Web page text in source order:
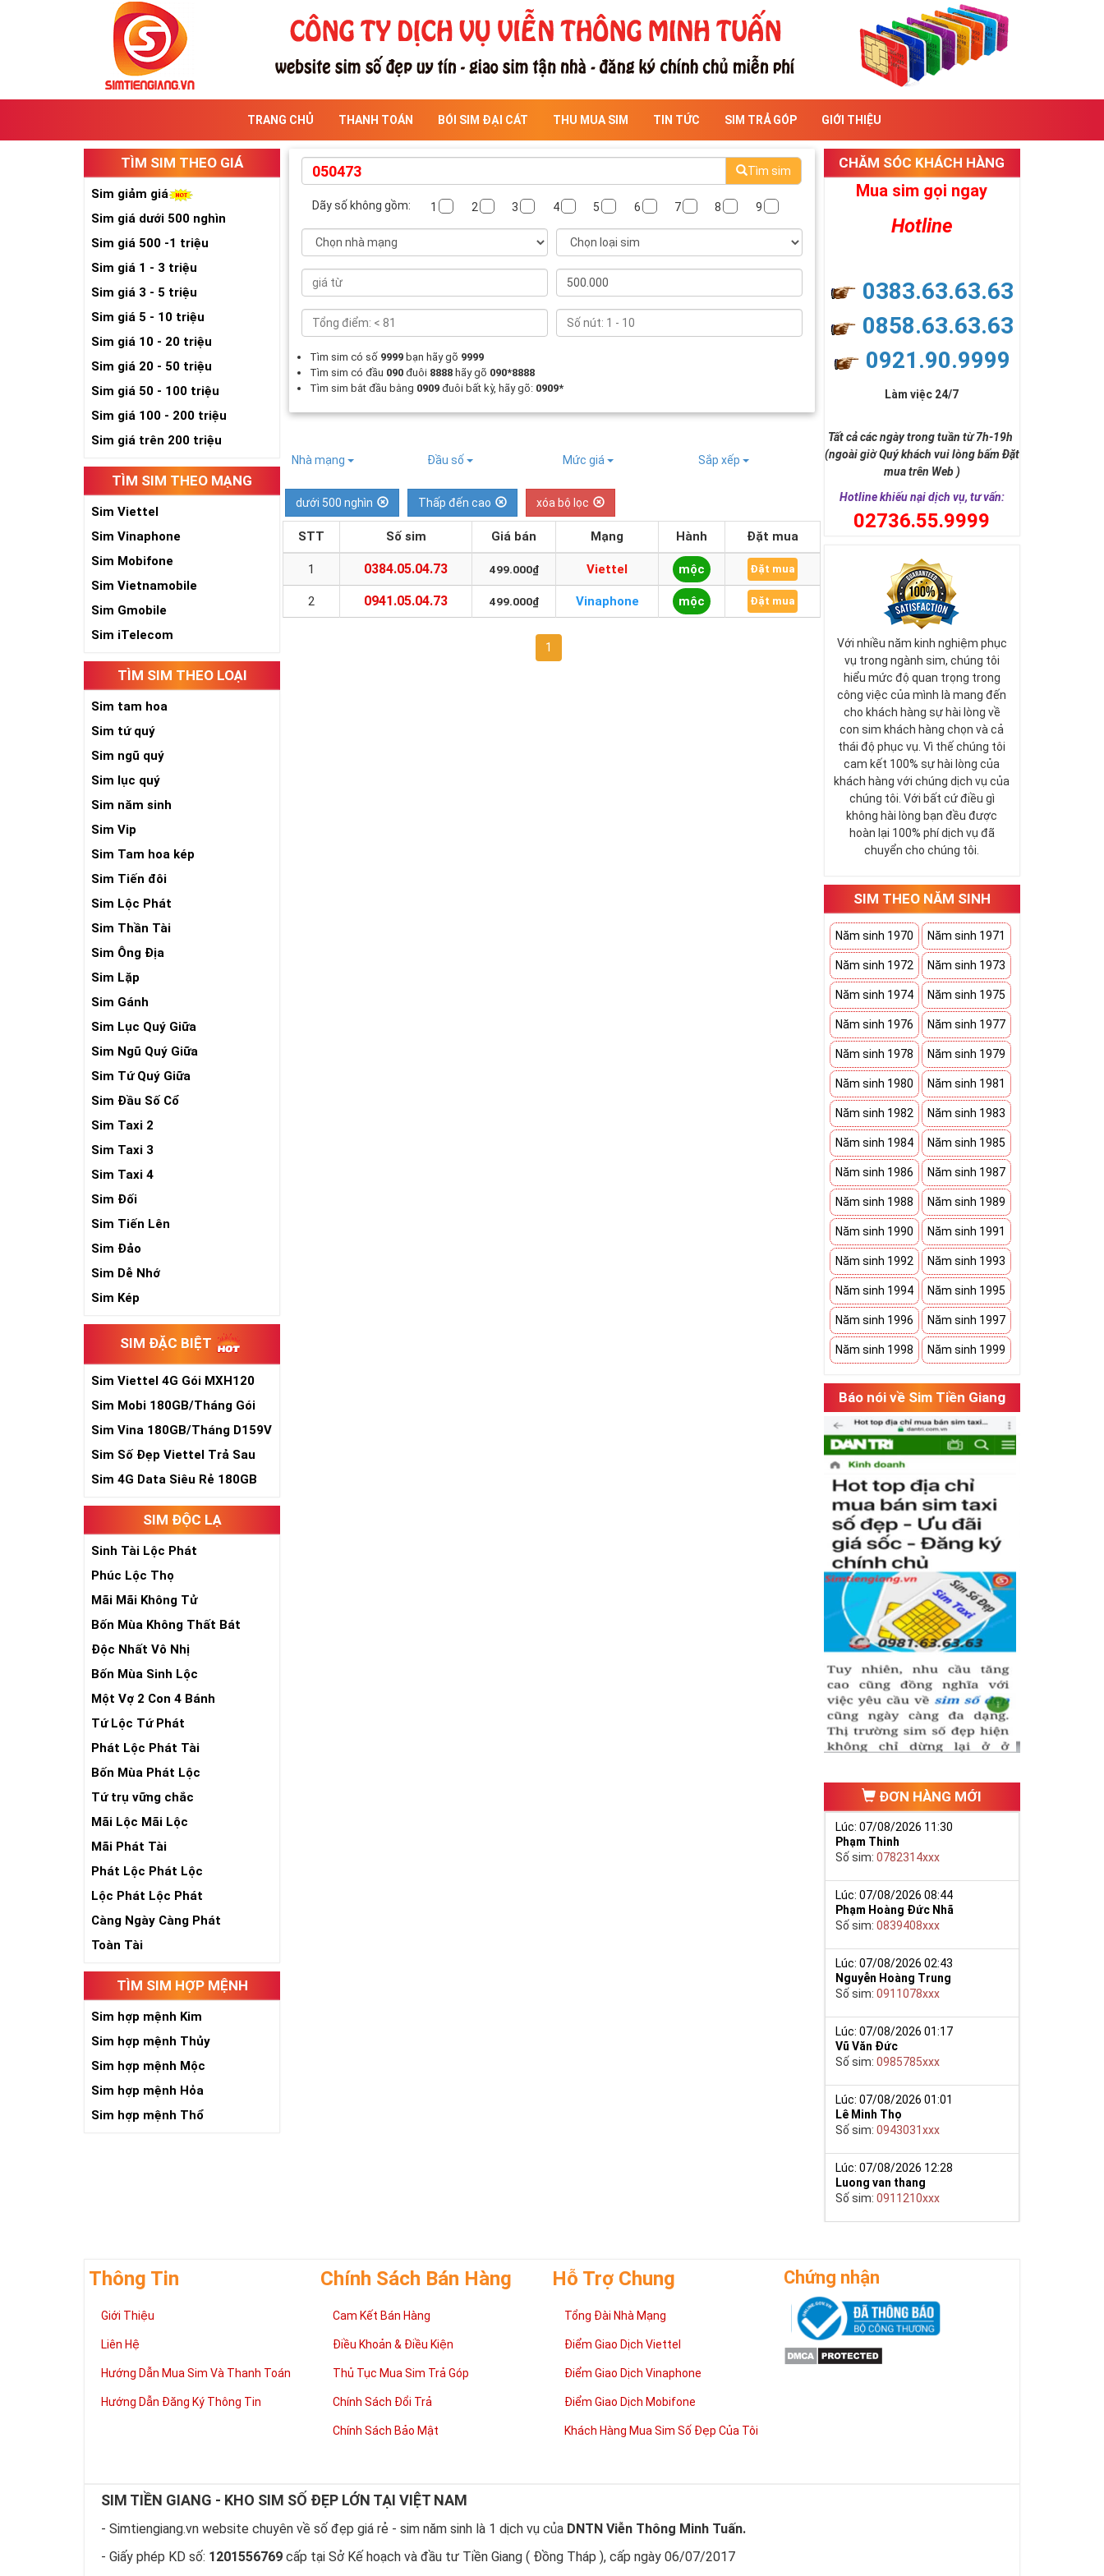
TRANG CHỦ THANH TOÁN BÓI SIM ĐẠI CÁT THU MUA SIM TIN TỨC SIM TRẢ GÓP GIỚI THIỆU
TÌM SIM THEO GIÁ
Sim giảm giá
Sim giá dưới 500 nghìn
Sim giá 500 -1 triệu
Sim giá 1 - 3 triệu
Sim giá 3 - 5 triệu
Sim giá 5 - 10 triệu
Sim giá 10 - 20 triệu
Sim giá 20 - 50 triệu
Sim giá 50 - 100 triệu
Sim giá 100 - 200 triệu
Sim giá trên 200 triệu
TÌM SIM THEO MẠNG
Sim Viettel
Sim Vinaphone
Sim Mobifone
Sim Vietnamobile
Sim Gmobile
Sim iTelecom
TÌM SIM THEO LOẠI
Sim tam hoa
Sim tứ quý
Sim ngũ quý
Sim lục quý
Sim năm sinh
Sim Vip
Sim Tam hoa kép
Sim Tiến đôi
Sim Lộc Phát
Sim Thần Tài
Sim Ông Địa
Sim Lặp
Sim Gánh
Sim Lục Quý Giữa
Sim Ngũ Quý Giữa
Sim Tứ Quý Giữa
Sim Đầu Số Cổ
Sim Taxi 2
Sim Taxi 3
Sim Taxi 4
Sim Đối
Sim Tiến Lên
Sim Đảo
Sim Dễ Nhớ
Sim Kép
SIM ĐẶC BIỆT
Sim Viettel 4G Gói MXH120
Siêu Rẻ
Sim Mobi 180GB/Tháng Gói
TK159
Sim Vina 180GB/Tháng D159V
Sim Số Đẹp Viettel Trả Sau
Sim 4G Data Siêu Rẻ 180GB
SIM ĐỘC LẠ
Sinh Tài Lộc Phát
Phúc Lộc Thọ
Mãi Mãi Không Tử
Bốn Mùa Không Thất Bát
Độc Nhất Vô Nhị
Bốn Mùa Sinh Lộc
Một Vợ 2 Con 4 Bánh
Tứ Lộc Tứ Phát
Phát Lộc Phát Tài
Bốn Mùa Phát Lộc
Tứ trụ vững chắc
Mãi Lộc Mãi Lộc
Mãi Phát Tài
Phát Lộc Phát Lộc
Lộc Phát Lộc Phát
Càng Ngày Càng Phát
Toàn Tài
TÌM SIM HỢP MỆNH
Sim hợp mệnh Kim
Sim hợp mệnh Thủy
Sim hợp mệnh Mộc
Sim hợp mệnh Hỏa
Sim hợp mệnh Thổ
Tìm sim
Dãy số không gồm: 1 2 3 4 5 6 7 8 9
Tìm sim có số 9999 bạn hãy gõ 9999
Tìm sim có đầu 090đuôi 8888 hãy gõ 090*8888
Tìm sim bắt đầu bằng 0909 đuôi bất kỳ, hãy gõ: 0909*
Nhà mạng Đầu số Mức giá Sắp xếp
dưới 500 nghìn Thấp đến cao xóa bộ lọc
STT Số sim Giá bán Mạng Hành Đặt mua
1 0384.05.04.73 499.000₫ Viettel mộc Đặt mua
2 0941.05.04.73 499.000₫ Vinaphone mộc Đặt mua
1
CHĂM SÓC KHÁCH HÀNG
Mua sim gọi ngay
Hotline
0383.63.63.63
0858.63.63.63
0921.90.9999
Làm việc 24/7
Tất cả các ngày trong tuần từ 7h-19h
(ngoài giờ Quý khách vui lòng bấm Đặt
mua trên Web )
Hotline khiếu nại dịch vụ, tư vấn:
02736.55.9999
Với nhiều năm kinh nghiệm phục
vụ trong ngành sim, chúng tôi
hiểu mức độ quan trọng trong
công việc của mình là mang đến
cho khách hàng sự hài lòng về
con sim khách hàng chọn và cả
thái độ phục vụ. Vì thế chúng tôi
cam kết 100% sự hài lòng của
khách hàng với chúng dịch vụ của
chúng tôi. Với bất cứ điều gì
không hài lòng bạn đều được
hoàn lại 100% phí dịch vụ đã
chuyển cho chúng tôi.
SIM THEO NĂM SINH
Năm sinh 1970 Năm sinh 1971
Năm sinh 1972 Năm sinh 1973
Năm sinh 1974 Năm sinh 1975
Năm sinh 1976 Năm sinh 1977
Năm sinh 1978 Năm sinh 1979
Năm sinh 1980 Năm sinh 1981
Năm sinh 1982 Năm sinh 1983
Năm sinh 1984 Năm sinh 1985
Năm sinh 1986 Năm sinh 1987
Năm sinh 1988 Năm sinh 1989
Năm sinh 1990 Năm sinh 1991
Năm sinh 1992 Năm sinh 1993
Năm sinh 1994 Năm sinh 1995
Năm sinh 1996 Năm sinh 1997
Năm sinh 1998 Năm sinh 1999
Báo nói về Sim Tiền Giang
ĐƠN HÀNG MỚI
Lúc: 07/08/2026 11:30
Phạm Thinh
Số sim:0782314xxx
Lúc: 07/08/2026 08:44
Phạm Hoàng Đức Nhã
Số sim:0839408xxx
Lúc: 07/08/2026 02:43
Nguyễn Hoàng Trung
Số sim:0911078xxx
Lúc: 07/08/2026 01:17
Vũ Văn Đức
Số sim:0985785xxx
Lúc: 07/08/2026 01:01
Lê Minh Thọ
Số sim:0943031xxx
Lúc: 07/08/2026 12:28
Luong van thang
Số sim:0911210xxx
Thông Tin
Giới Thiệu
Liên Hệ
Hướng Dẫn Mua Sim Và Thanh Toán
Hướng Dẫn Đăng Ký Thông Tin
Chính Sách Bán Hàng
Cam Kết Bán Hàng
Điều Khoản & Điều Kiện
Thủ Tục Mua Sim Trả Góp
Chính Sách Đổi Trả
Chính Sách Bảo Mật
Hỗ Trợ Chung
Tổng Đài Nhà Mạng
Điểm Giao Dịch Viettel
Điểm Giao Dịch Vinaphone
Điểm Giao Dịch Mobifone
Khách Hàng Mua Sim Số Đẹp Của Tôi
Chứng nhận
SIM TIỀN GIANG - KHO SIM SỐ ĐẸP LỚN TẠI VIỆT NAM
- Simtiengiang.vn website chuyên về số đẹp giá rẻ - sim năm sinh là 1 dịch vụ của DNTN Viễn Thông Minh Tuấn.
- Giấy phép KD số: 1201556769 cấp tại Sở Kế hoạch và đầu tư Tiền Giang ( Đồng Tháp ), cấp ngày 06/07/2017